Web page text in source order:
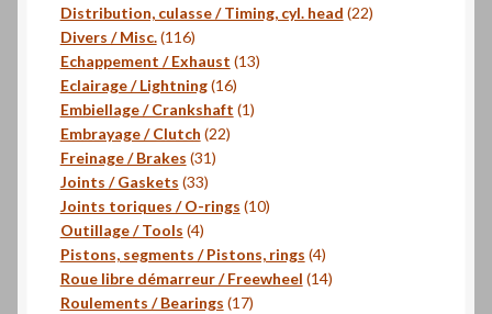
produits
Distribution, culasse / Timing, cyl. head 2222
Divers / Misc. 116116
produits
Echappement / Exhaust 1313
Eclairage / Lightning 1616
produits
Embiellage / Crankshaft 11
Embrayage / Clutch 2222
Freinage / Brakes 3131
Joints / Gaskets 3333
produits
Joints toriques / O-rings 1010
Outillage / Tools 44
produits
Pistons, segments / Pistons, rings 44
produits
Roue libre démarreur / Freewheel 1414
Roulements / Bearings 1717